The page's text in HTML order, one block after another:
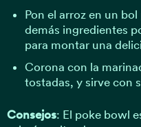
Pon el arroz en un
demás ingredientes
para montar una
Corona con la
tostadas, y sirve con
Consejos: El poke bowl